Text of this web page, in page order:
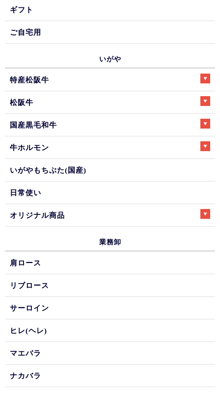
ギフト
ご自宅用
いがや
特産松阪牛
松阪牛
国産黒毛和牛
牛ホルモン
いがやもちぶた(国産)
日常使い
オリジナル商品
業務卸
肩ロース
リブロース
サーロイン
ヒレ(ヘレ)
マエバラ
ナカバラ